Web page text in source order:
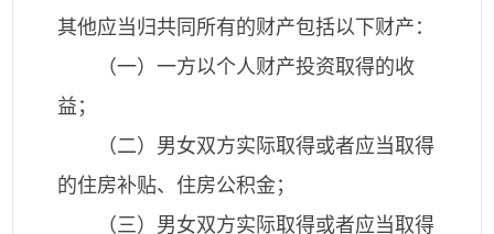
其他应当归共同所有的财产包括以下财产：
（一）一方以个人财产投资取得的收
益；
（二）男女双方实际取得或者应当取得
的住房补贴、住房公积金；
（三）男女双方实际取得或者应当取得